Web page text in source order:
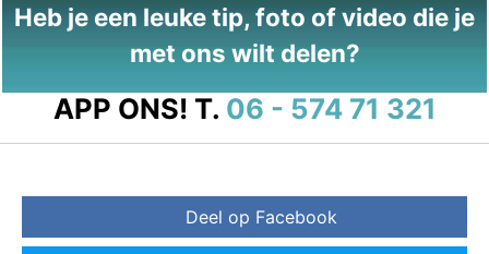
Heb je een leuke tip, foto of video die je
met ons wilt delen?
APP ONS! T. 06 - 574 71 321
Deel op Facebook